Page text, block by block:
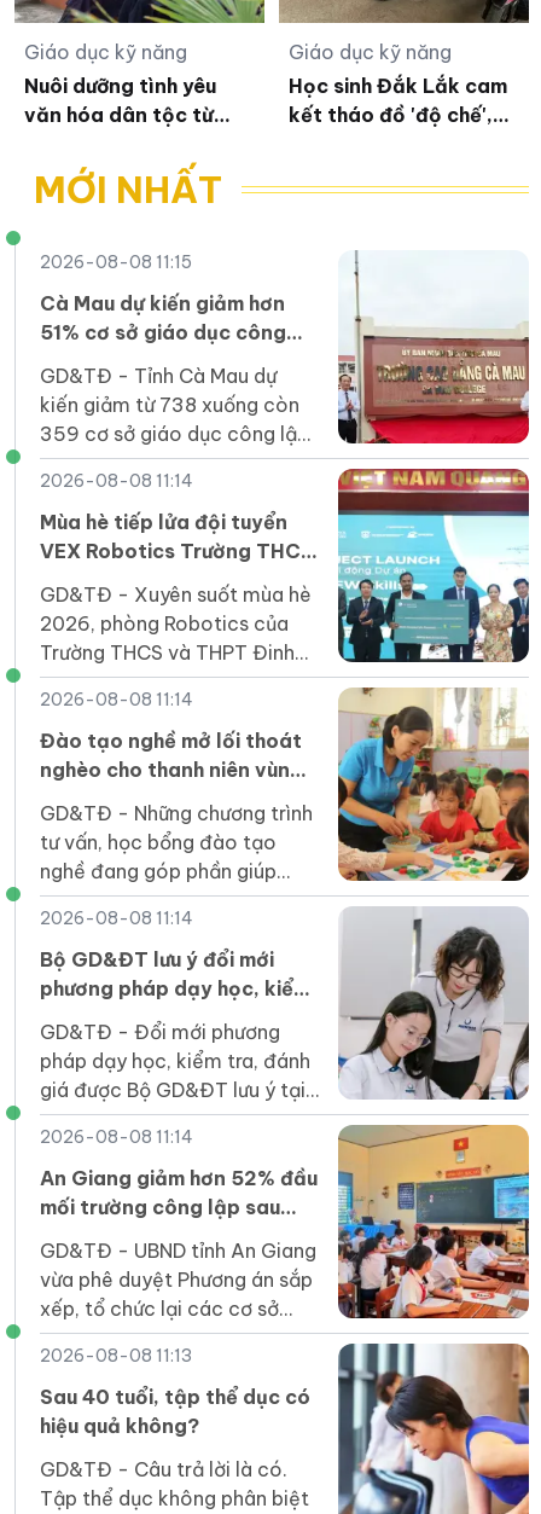
Giáo dục kỹ năng
Nuôi dưỡng tình yêu
văn hóa dân tộc từ
Giáo dục kỹ năng
Học sinh Đắk Lắk cam
kết tháo đồ 'độ chế',
MỚI NHẤT
2026-08-08 11:15
Cà Mau dự kiến giảm hơn
51% cơ sở giáo dục công
lập sau sắp xếp
GD&TĐ - Tỉnh Cà Mau dự
kiến giảm từ 738 xuống còn
359 cơ sở giáo dục công lập
(giảm 379 đầu mối) trước
năm học mới; tỷ lệ giảm trên
51%.
2026-08-08 11:14
Mùa hè tiếp lửa đội tuyển
VEX Robotics Trường THCS
và THPT Đinh Thiện Lý
GD&TĐ - ​​Xuyên suốt mùa hè
2026, phòng Robotics của
Trường THCS và THPT Đinh
Thiện Lý (LSTS) luôn sôi nổi
trong không khí học tập và
sáng tạo.
2026-08-08 11:14
Đào tạo nghề mở lối thoát
nghèo cho thanh niên vùng
cao Lai Châu
GD&TĐ - Những chương trình
tư vấn, học bổng đào tạo
nghề đang góp phần giúp
thanh niên Lai Châu trở lại
giảng đường, mở ra kỳ vọng
về nghề nghiệp ổn định.
2026-08-08 11:14
Bộ GD&ĐT lưu ý đổi mới
phương pháp dạy học, kiểm
tra đánh giá trong năm học
mới
GD&TĐ - Đổi mới phương
pháp dạy học, kiểm tra, đánh
giá được Bộ GD&ĐT lưu ý tại
hướng dẫn thực hiện nhiệm vụ
giáo dục phổ thông năm học
2026-2027.
2026-08-08 11:14
An Giang giảm hơn 52% đầu
mối trường công lập sau
GD&TĐ - UBND tỉnh An Giang
vừa phê duyệt Phương án sắp
xếp, tổ chức lại các cơ sở
giáo dục mầm non, phổ
thông, GDTX, GDNN công lập
trên địa bàn tỉnh.
2026-08-08 11:13
Sau 40 tuổi, tập thể dục có
hiệu quả không?
GD&TĐ - Câu trả lời là có.
Tập thể dục không phân biệt